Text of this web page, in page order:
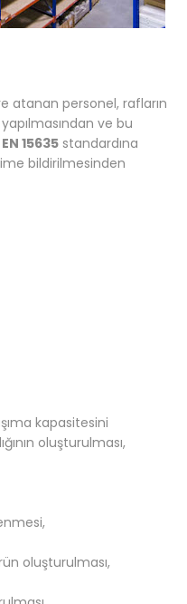
atanan personel, rafların
ve bu
15635 standardına
bildirilmesinden
kapasitesini
oluşturulması,
oluşturulması,